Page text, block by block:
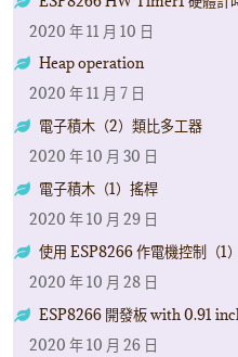
2020 年 11 月 10 日
Heap operation
2020 年 11 月 7 日
電子積木（2）類比多工器
2020 年 10 月 30 日
電子積木（1）搖桿
2020 年 10 月 29 日
使用 ESP8266 作電機控制（1
2020 年 10 月 28 日
ESP8266 開發板 with 0.91
2020 年 10 月 26 日